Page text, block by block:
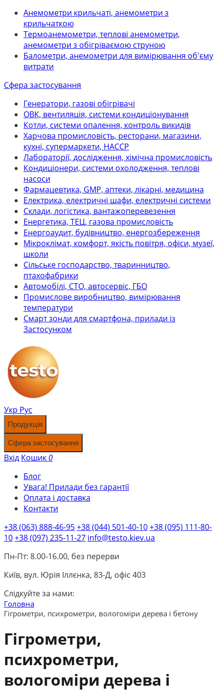
Анемометри крильчаті, анемометри з
крильчаткою
Термоанемометри, теплові анемометри,
анемометри з обігріваємою струною
Балометри, анемометри для вимірювання об'єму
витрати
Сфера застосування
Генератори, газові обігрівачі
ОВК, вентиляція, системи кондиціонування
Котли, системи опалення, контроль викидів
Харчова промисловість, ресторани, магазини,
кухні, супермаркети, НАССР
Лабораторії, дослідження, хімічна промисловість
Кондиціонери, системи охолодження, теплові
насоси
Фармацевтика, GMP, аптеки, лікарні, медицина
Електрика, електричні шафи, електричні системи
Склади, логістика, вантажоперевезення
Енергетика, ТЕЦ, газова промисловість
Енергоаудит, будівництво, енергозбереження
Мікроклімат, комфорт, якість повітря, офіси, музеї,
школи
Сільське господарство, тваринництво,
птахофабрики
Автомобілі, СТО, автосервіс, ГБО
Промислове виробництво, вимірювання
температури
Смарт зонди для смартфона, прилади із
Застосунком
Укр Рус
Продукція
Сфера застосування
Вхід Кошик 0
Блог
Увага! Прилади без гарантії
Оплата і доставка
Контакти
+38 (063) 888-46-95+38 (044) 501-40-10+38 (095) 111-80-
10+38 (097) 235-11-27 info@testo.kiev.ua
Пн-Пт: 8.00-16.00, без перерви
Київ, вул. Юрія Іллєнка, 83-Д, офіс 403
Слідкуйте за нами:
Головна
Гігрометри, психрометри, вологоміри дерева і бетону
Гігрометри,
психрометри,
вологоміри дерева і